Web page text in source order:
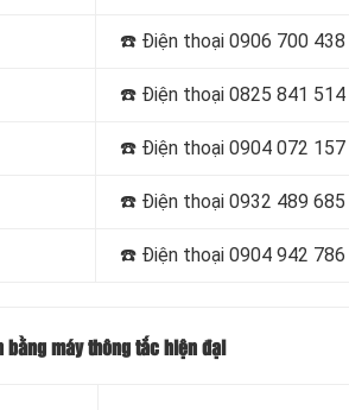
☎️ Điện thoại 0906 700 438
☎️ Điện thoại 0825 841 514
☎️ Điện thoại 0904 072 157
☎️ Điện thoại 0932 489 685
☎️ Điện thoại 0904 942 786
bằng máy thông tắc hiện đại